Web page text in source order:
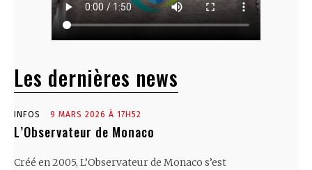
Les dernières news
INFOS 9 MARS 2026 À 17H52
L’Observateur de Monaco
Créé en 2005, L’Observateur de Monaco s’est